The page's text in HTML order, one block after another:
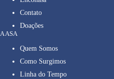
Contato
Doações
A ASA
Quem Somos
Como Surgimos
Linha do Tempo